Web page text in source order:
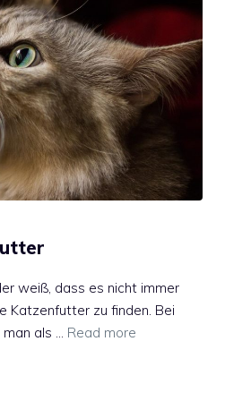
weiß, dass es nicht immer
Katzenfutter zu finden. Bei
als … Read more